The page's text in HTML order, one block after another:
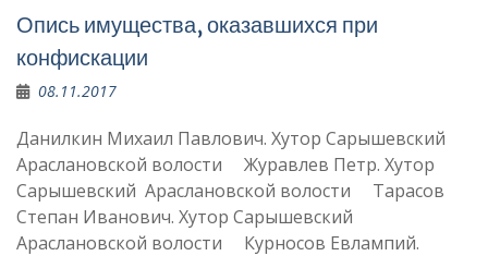
Опись имущества, оказавшихся при
конфискации
08.11.2017
Данилкин Михаил Павлович. Хутор Сарышевский
Араслановской волости Журавлев Петр. Хутор
Сарышевский Араслановской волости Тарасов
Степан Иванович. Хутор Сарышевский
Араслановской волости Курносов Евлампий.